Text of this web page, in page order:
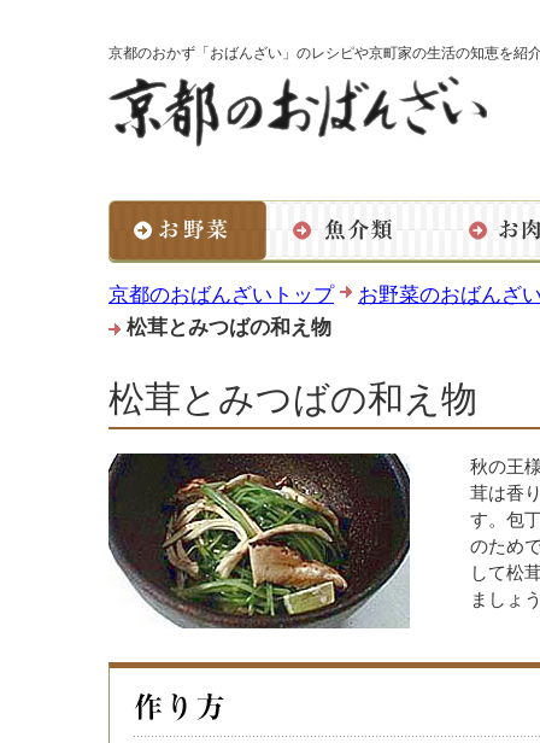
京都のおかず「おばんざい」のレシピや京町家の生活の知恵を紹
京都のおばんざいトップ
お野菜のおばんざ
松茸とみつばの和え物
松茸とみつばの和え物
秋の王
茸は香
す。包
のため
して松
ましょ